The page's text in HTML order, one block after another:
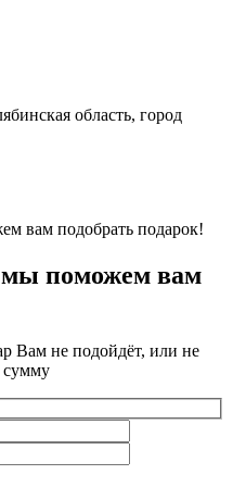
область, город
поможем вам
Вам не подойдёт, или не
сумму